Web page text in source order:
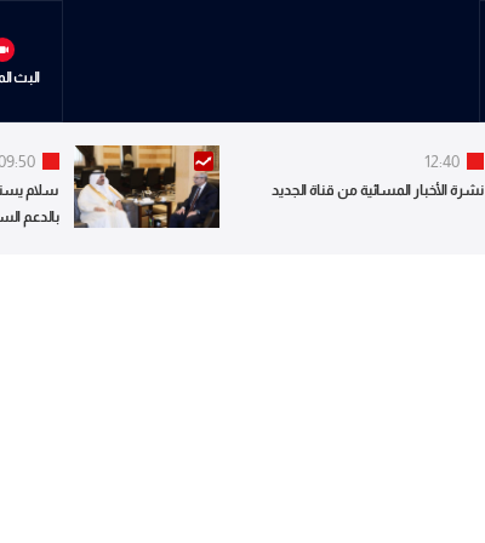
البث
12:40
نشرة الأخبار المسائية من قناة الجديد
سلام
بالدعم